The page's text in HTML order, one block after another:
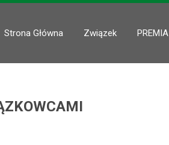
Strona Główna Związek PREMIA